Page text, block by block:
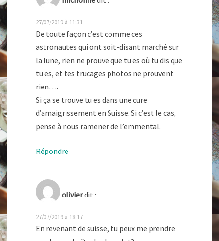
27/07/2019 à 11:31
De toute façon c’est comme ces
astronautes qui ont soit-disant marché sur
la lune, rien ne prouve que tu es où tu dis que
tu es, et tes trucages photos ne prouvent
rien….
Si ça se trouve tu es dans une cure
d’amaigrissement en Suisse. Si c’est le cas,
pense à nous ramener de l’emmental.
Répondre
olivierdit :
27/07/2019 à 18:17
En revenant de suisse, tu peux me prendre